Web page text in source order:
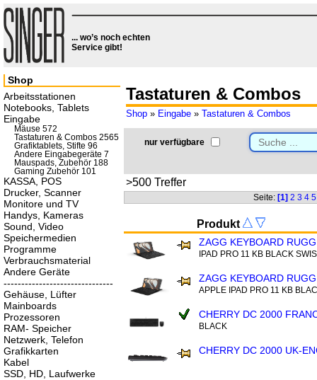
... wo’s noch echten
Service gibt!
Tastaturen & Combos
Shop » Eingabe » Tastaturen & Combos
nur verfügbare
>500 Treffer
Seite: [1] 2 3 4 5
Produkt
ZAGG KEYBOARD
IPAD PRO 11 KB BLACK
ZAGG KEYBOARD
APPLE IPAD PRO 11 KB
CHERRY DC 2000
BLACK
CHERRY DC 2000 UK-
Shop
Arbeitsstationen
Notebooks, Tablets
Eingabe
Mäuse 572
Tastaturen & Combos 2565
Grafiktablets, Stifte 96
Andere Eingabegeräte 7
Mauspads, Zubehör 188
Gaming Zubehör 101
KASSA, POS
Drucker, Scanner
Monitore und TV
Handys, Kameras
Sound, Video
Speichermedien
Programme
Verbrauchsmaterial
Andere Geräte
-------------------------------
Gehäuse, Lüfter
Mainboards
Prozessoren
RAM- Speicher
Netzwerk, Telefon
Grafikkarten
Kabel
SSD, HD, Laufwerke